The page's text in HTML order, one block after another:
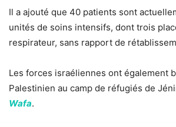
Il a ajouté que 40 patients sont
unités de soins intensifs, dont trois
respirateur, sans rapport de
Les forces israéliennes ont également
Palestinien au camp de réfugiés de
Wafa.